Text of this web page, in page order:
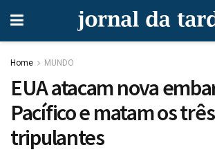
Home MUNDO
EUA atacam nova
Pacífico e matam os três
tripulantes